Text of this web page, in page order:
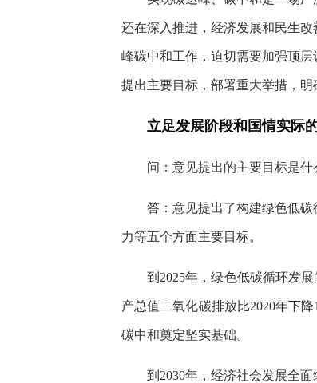
还在深入推进，经济发展和民生
峰碳中和工作，迫切需要加强顶
提出主要目标，部署重大举措，
立足发展阶段和国情实际
问：意见提出的主要目标是什
答：意见提出了构建绿色低
力等五个方面主要目标。
到2025年，绿色低碳循环发
产总值二氧化碳排放比2020年下
碳中和奠定坚实基础。
到2030年，经济社会发展全